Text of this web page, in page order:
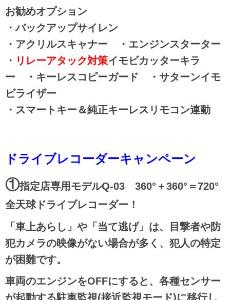
お勧めオプション
・バックアップサイレン
・アクリルスキャナー ・エンジンスターター
・ リレーアタック対策イモビカッターキラ
ー ・キーレスコピーガード ・サターンイモ
ビライザー
・スマートキー＆純正キーレスリモコン連動
ドライブレコーダーキャンペーン
①指定店専用モデルQ-03 360°＋360°＝720°
全天球ドライブレコーダー！
「車上あらし」や「当て逃げ」は、目撃者や防
犯カメラの映像がない場合が多く、犯人の特定
が困難です。
車両のエンジンをOFFにすると、各種センサー
が起動する駐車監視(接近監視モード)に移行し